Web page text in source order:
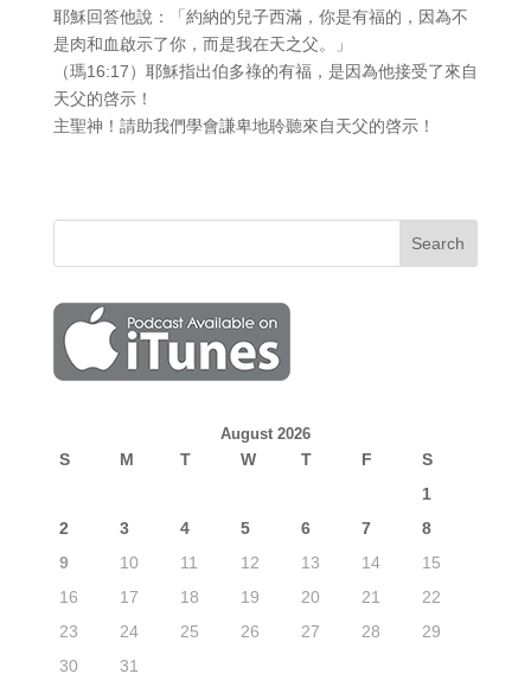
耶穌回答他說：「約納的兒子西滿，你是有福的，因為不
是肉和血啟示了你，而是我在天之父。」
（瑪16:17）耶穌指出伯多祿的有福，是因為他接受了來自
天父的啓示！
主聖神！請助我們學會謙卑地聆聽來自天父的啓示！
August 2026
S M T W T F
S
1
2
3 4 5 6 7
8
9
10 11 12 13 14
15
16
17 18 19 20 21
22
23
24 25 26 27 28
29
30
31